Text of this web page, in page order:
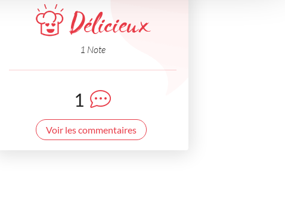
Délicieux
1 Note
1
Voir les commentaires